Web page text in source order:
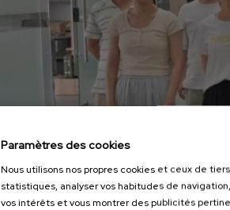
Paramètres des cookies
Nous utilisons nos propres cookies et ceux de
statistiques, analyser vos habitudes de
vos intérêts et vous montrer des publicités